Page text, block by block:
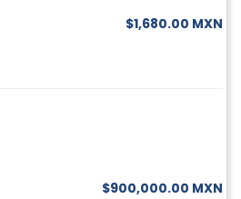
$1,680.00 MXN
$900,000.00 MXN